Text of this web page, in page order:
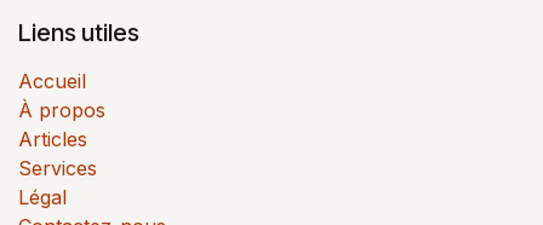
Liens utiles
Accueil
À propos
Articles
Services
Légal